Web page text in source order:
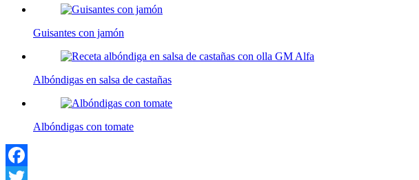
Guisantes con jamón
Albóndigas en salsa de castañas
Albóndigas con tomate
Facebook